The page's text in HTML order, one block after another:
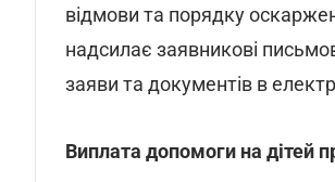
відмови та порядку
надсилає заявникові
заяви та документів в
Виплата допомоги на дітей